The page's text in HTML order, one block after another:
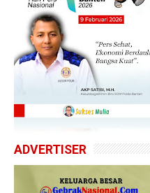
ADVERTISER